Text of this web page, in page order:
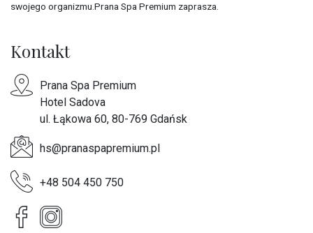
swojego organizmu.Prana Spa Premium zaprasza.
Kontakt
Prana Spa Premium
Hotel Sadova
ul. Łąkowa 60, 80-769 Gdańsk
hs@pranaspapremium.pl
+48 504 450 750